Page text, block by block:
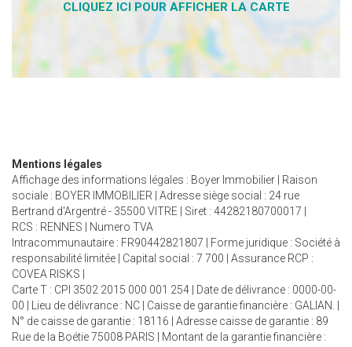
Mentions légales
Affichage des informations légales : Boyer Immobilier | Raison
sociale : BOYER IMMOBILIER | Adresse siège social : 24 rue
Bertrand d'Argentré - 35500 VITRE | Siret : 44282180700017 |
RCS : RENNES | Numero TVA
Intracommunautaire : FR90442821807 | Forme juridique : Société à
responsabilité limitée | Capital social : 7 700 | Assurance RCP :
COVEA RISKS |
Carte T : CPI 3502 2015 000 001 254 | Date de délivrance : 0000-00-
00 | Lieu de délivrance : NC | Caisse de garantie financière : GALIAN. |
N° de caisse de garantie : 18116 | Adresse caisse de garantie : 89
Rue de la Boétie 75008 PARIS | Montant de la garantie financière :